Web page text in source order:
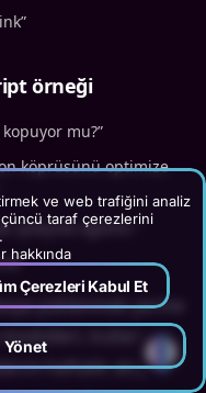
ve web trafiğini analiz
taraf çerezlerini
hakkında
Çerezleri Kabul Et
Yönet
örneği
kopuyor mu?”
köprüsünü optimize
iyileşme eğilimi.”
yüklenmek yerine
kullanım
haftalık akışa?